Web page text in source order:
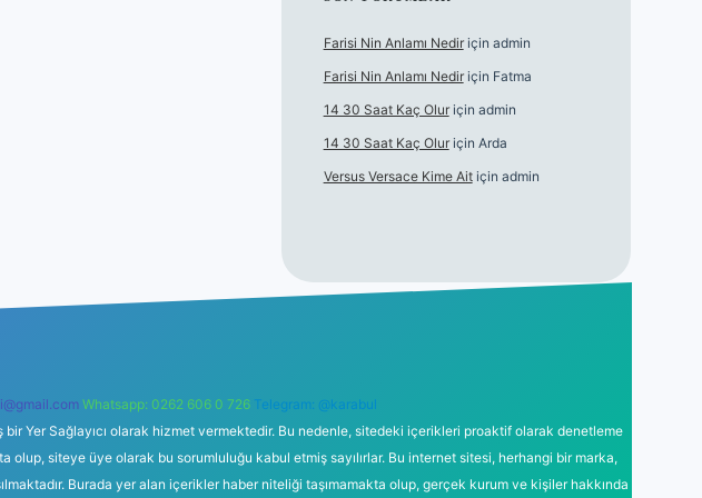
Farisi Nin Anlamı Nediriçin admin
Farisi Nin Anlamı Nediriçin Fatma
14 30 Saat Kaç Oluriçin admin
14 30 Saat Kaç Oluriçin Arda
Versus Versace Kime Aitiçin admin
Whatsapp: 0262 606 0 726 Telegram: @karabul
Yer Sağlayıcı olarak hizmet vermektedir. Bu nedenle, sitedeki içerikleri proaktif olarak denetleme
siteye üye olarak bu sorumluluğu kabul etmiş sayılırlar. Bu internet sitesi, herhangi bir marka,
Burada yer alan içerikler haber niteliği taşımamakta olup, gerçek kurum ve kişiler hakkında